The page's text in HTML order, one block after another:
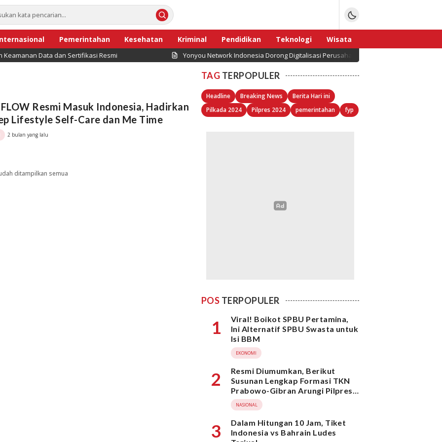
Pemerintahan Kesehatan Kriminal Pendidikan Teknologi
Wisata
Sport
Data dan Sertifikasi Resmi Yonyou Network Indonesia Dorong Digitalisasi Perusahaan Lewat ERP yang Disesuaikan
Resmi Masuk Indonesia, Hadirkan
Lifestyle Self-Care dan Me Time
2 bulan yang lalu
ditampilkan semua
TAG TERPOPULER
Headline Breaking News
Berita Hari ini
Pilkada 2024
Pilpres 2024 pemerintahan fyp
POS TERPOPULER
1
Viral! Boikot SPBU Pertamina,
Ini Alternatif SPBU Swasta untuk
Isi BBM
EKONOMI
2
Resmi Diumumkan, Berikut
Susunan Lengkap Formasi TKN
Prabowo-Gibran Arungi Pilpres
2024, Ada Ridwan Kamil hingga
Suami Yenny Wahid
NASIONAL
3
Dalam Hitungan 10 Jam, Tiket
Indonesia vs Bahrain Ludes